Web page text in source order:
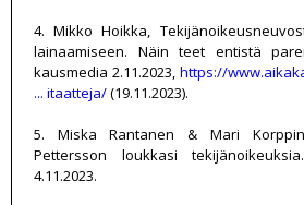
4. Mikko Hoikka,
lainaamiseen. Näin teet entistä
kausmedia 2.11.2023, https://
... itaatteja/(19.11.2023).
5. Miska Rantanen & Mari
Pettersson loukkasi
4.11.2023.